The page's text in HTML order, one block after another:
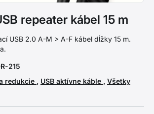
repeater kábel 15 m
USB 2.0 A-M > A-F kábel dĺžky 15 m.
215
redukcie , USB aktívne káble , Všetky